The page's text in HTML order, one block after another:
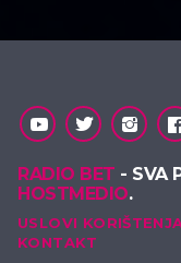
RADIO BET - SVA
HOSTMEDIO.
USLOVI
KONTAKT